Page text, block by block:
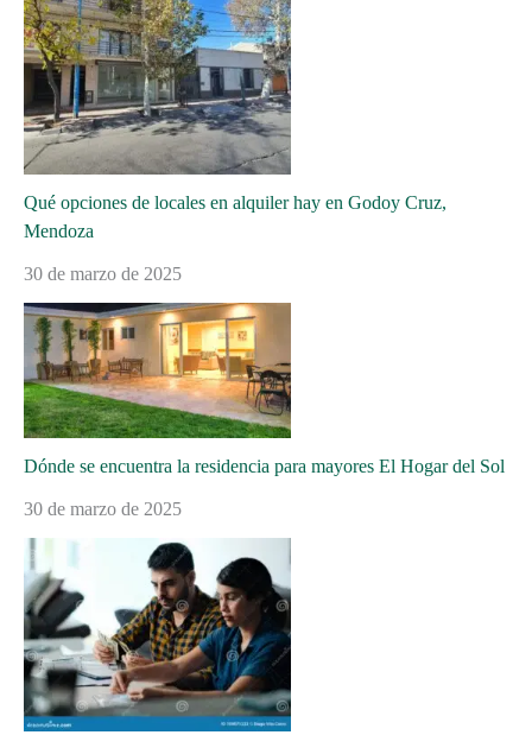
Qué opciones de locales en alquiler hay en Godoy Cruz,
Mendoza
30 de marzo de 2025
Dónde se encuentra la residencia para mayores El Hogar del Sol
30 de marzo de 2025